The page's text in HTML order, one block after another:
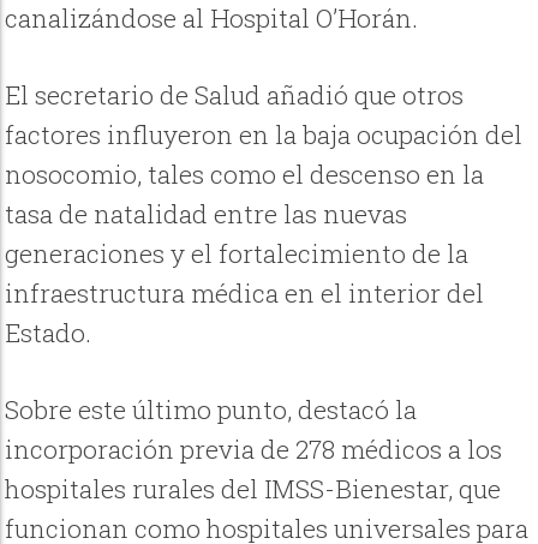
canalizándose al Hospital O’Horán.
El secretario de Salud añadió que otros
factores influyeron en la baja ocupación del
nosocomio, tales como el descenso en la
tasa de natalidad entre las nuevas
generaciones y el fortalecimiento de la
infraestructura médica en el interior del
Estado.
Sobre este último punto, destacó la
incorporación previa de 278 médicos a los
hospitales rurales del IMSS-Bienestar, que
funcionan como hospitales universales para